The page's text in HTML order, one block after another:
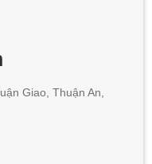
Giao, Thuận An,